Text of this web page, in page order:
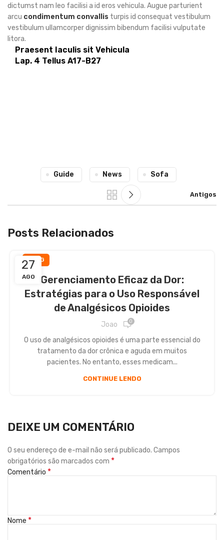
dictumst nam leo facilisi a id eros vehicula. Augue parturient
arcu condimentum convallis turpis id consequat vestibulum
vestibulum ullamcorper dignissim bibendum facilisi vulputate
litora.
Praesent Iaculis sit Vehicula
Lap. 4 Tellus A17-B27
Guide News Sofa
Antigos
Posts Relacionados
27
AGO
BLOG
Gerenciamento Eficaz da Dor:
Estratégias para o Uso Responsável
de Analgésicos Opioides
Joao 0
O uso de analgésicos opioides é uma parte essencial do
tratamento da dor crônica e aguda em muitos
pacientes. No entanto, esses medicam...
CONTINUE LENDO
DEIXE UM COMENTÁRIO
O seu endereço de e-mail não será publicado. Campos
obrigatórios são marcados com *
Comentário *
Nome *